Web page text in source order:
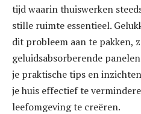
tijd waarin thuiswerken
stille ruimte essentieel.
dit probleem aan te pakken,
geluidsabsorberende
je praktische tips en
je huis effectief te
leefomgeving te creëren.